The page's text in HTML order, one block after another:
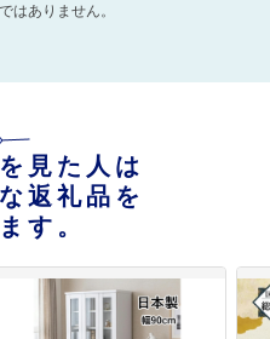
はありません。
見た人は
返礼品を
す。